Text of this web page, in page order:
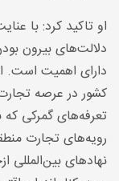
او تاکید کرد: با
دلالت‌های بیرون
دارای اهمیت است.
کشور در عرصه تجارت
تعرفه‌های گمرکی که
رویه‌های تجارت
نهادهای